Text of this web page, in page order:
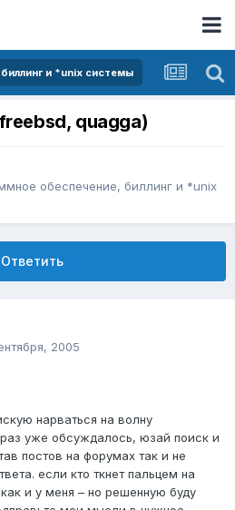
и *unix системы
quagga)
обеспечение, биллинг и *unix
Ответить
2005
нарваться на волну
уже обсуждалось, юзай поиск и
постов на форумах так и не
если кто ткнет пальцем на
и у меня – но решенную буду